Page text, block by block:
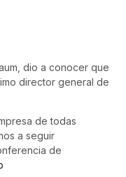
dio a conocer que
director general de
de todas
a seguir
de